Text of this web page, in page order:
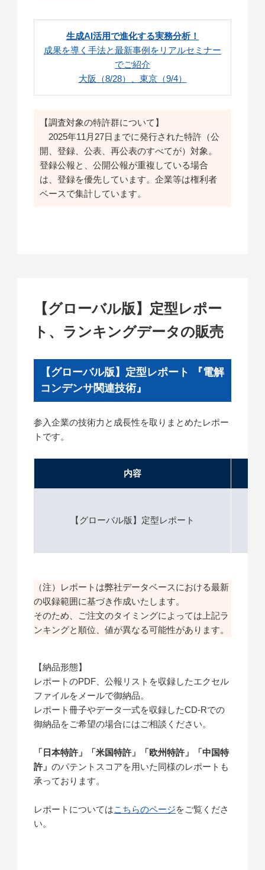
生成AI活用で進化する実務分析！
成果を導く手法と最新事例をリアルセミナー
でご紹介
大阪（8/28）、東京（9/4）
【調査対象の特許群について】
2025年11月27日までに発行された特許（公
開、登録、公表、再公表のすべてが）対象。
登録公報と、公開公報が重複している場合
は、登録を優先しています。企業等は権利者
ベースで集計しています。
【グローバル版】定型レポー
ト、ランキングデータの販売
【グローバル版】定型レポート 『電解
コンデンサ関連技術』
参入企業の技術力と成長性を取りまとめたレポー
トです。
内容
【グローバル版】定型レポート
（注）レポートは弊社データベースにおける最新
の収録範囲に基づき作成いたします。
そのため、ご注文のタイミングによっては上記ラ
ンキングと順位、値が異なる可能性があります。
【納品形態】
レポートのPDF、公報リストを収録したエクセル
ファイルをメールで御納品。
レポート冊子やデータ一式を収録したCD-Rでの
御納品をご希望の場合にはご相談ください。
「日本特許」「米国特許」「欧州特許」「中国特
許」のパテントスコアを用いた同様のレポートも
承っております。
レポートについてはこちらのページをご覧くださ
い。